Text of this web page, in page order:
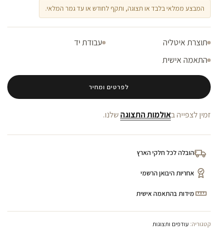
המבצע ממלאי בלבד או תצוגה, ותקף לחודש או עד גמר המלאי.
תוצרת איטליה
עבודת יד
התאמה אישית
לפרטים ומחיר
זמין לצפייה באולמות התצוגה שלנו.
הובלה לכל חלקי הארץ
אחריות היבואן הרשמי
מידות בהתאמה אישית
קטגוריה: עודפים ותצוגות